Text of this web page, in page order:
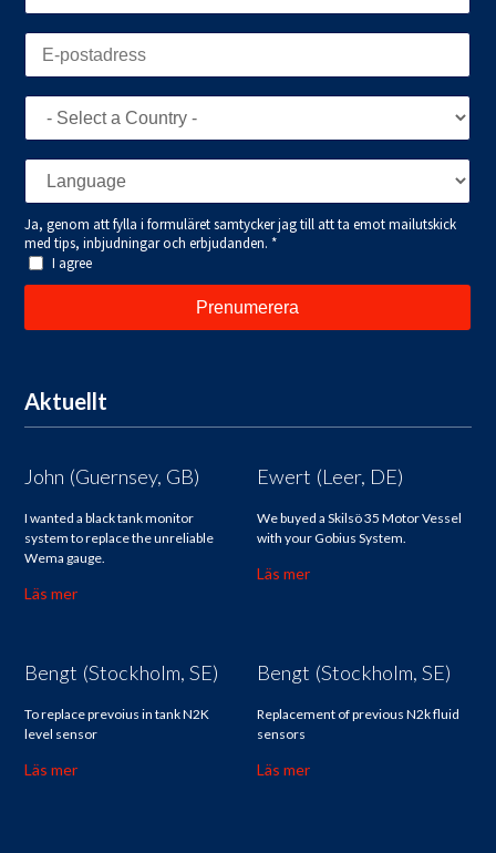
Aktuellt
John (Guernsey, GB)
I wanted a black tank monitor
system to replace the unreliable
Wema gauge.
Läs mer
Ewert (Leer, DE)
We buyed a Skilsö 35 Motor Vessel
with your Gobius System.
Läs mer
Bengt (Stockholm, SE)
To replace prevoius in tank N2K
level sensor
Läs mer
Bengt (Stockholm, SE)
Replacement of previous N2k fluid
sensors
Läs mer